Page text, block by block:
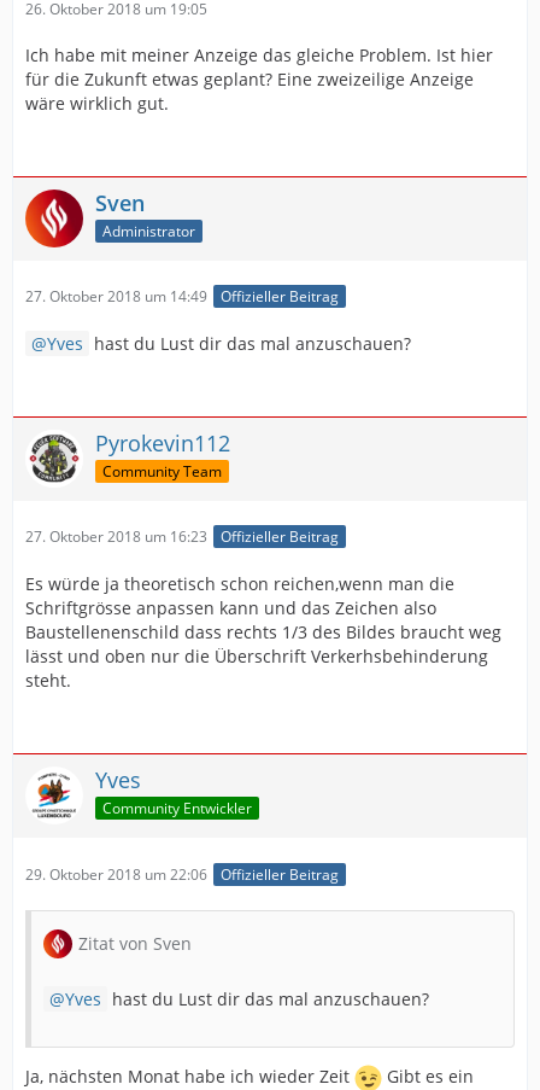
26. Oktober 2018 um 19:05
Ich habe mit meiner Anzeige das gleiche Problem. Ist hier
für die Zukunft etwas geplant? Eine zweizeilige Anzeige
wäre wirklich gut.
Sven
Administrator
27. Oktober 2018 um 14:49 Offizieller Beitrag
Yves hast du Lust dir das mal anzuschauen?
Pyrokevin112
Community Team
27. Oktober 2018 um 16:23 Offizieller Beitrag
Es würde ja theoretisch schon reichen,wenn man die
Schriftgrösse anpassen kann und das Zeichen also
Baustellenenschild dass rechts 1/3 des Bildes braucht weg
lässt und oben nur die Überschrift Verkerhsbehinderung
steht.
Yves
Community Entwickler
29. Oktober 2018 um 22:06 Offizieller Beitrag
Zitat von Sven
Yves hast du Lust dir das mal anzuschauen?
Ja, nächsten Monat habe ich wieder Zeit
Gibt es ein